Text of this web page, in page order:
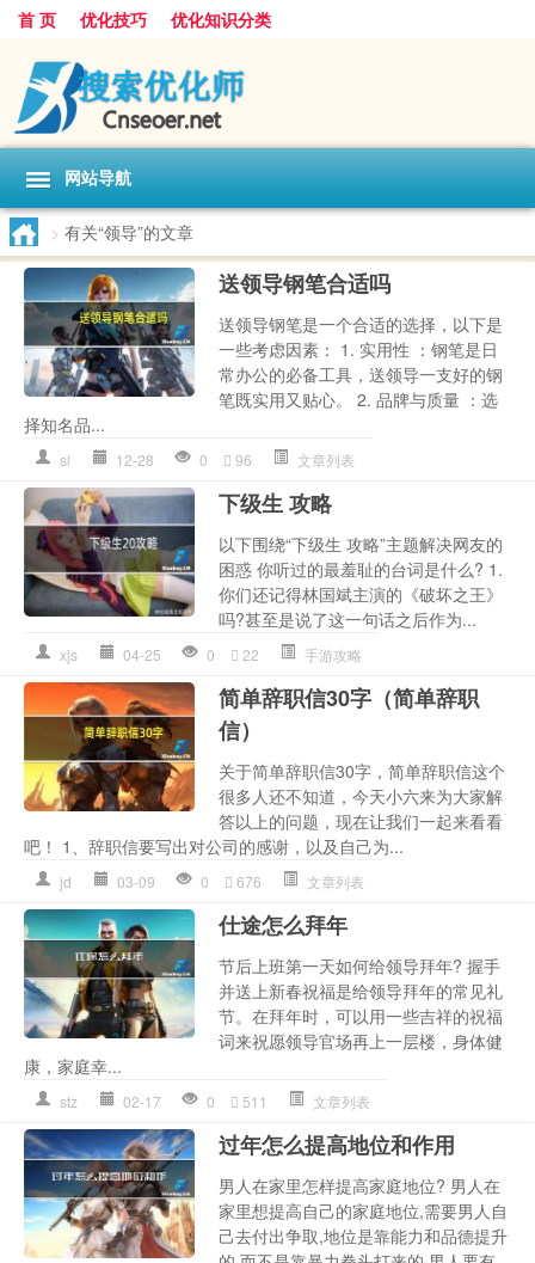
首 页 优化技巧 优化知识分类
网站导航
> 有关“领导”的文章
送领导钢笔合适吗
送领导钢笔是一个合适的选择，以下是
一些考虑因素： 1. 实用性 ：钢笔是日
常办公的必备工具，送领导一支好的钢
笔既实用又贴心。 2. 品牌与质量 ：选
择知名品...
sl 12-28 0 96 文章列表
下级生 攻略
以下围绕“下级生 攻略”主题解决网友的
困惑 你听过的最羞耻的台词是什么? 1.
你们还记得林国斌主演的《破坏之王》
吗?甚至是说了这一句话之后作为...
xjs 04-25 0 22 手游攻略
简单辞职信30字（简单辞职
信）
关于简单辞职信30字，简单辞职信这个
很多人还不知道，今天小六来为大家解
答以上的问题，现在让我们一起来看看
吧！ 1、辞职信要写出对公司的感谢，以及自己为...
jd 03-09 0 676 文章列表
仕途怎么拜年
节后上班第一天如何给领导拜年? 握手
并送上新春祝福是给领导拜年的常见礼
节。在拜年时，可以用一些吉祥的祝福
词来祝愿领导官场再上一层楼，身体健
康，家庭幸...
stz 02-17 0 511 文章列表
过年怎么提高地位和作用
男人在家里怎样提高家庭地位? 男人在
家里想提高自己的家庭地位,需要男人自
己去付出争取,地位是靠能力和品德提升